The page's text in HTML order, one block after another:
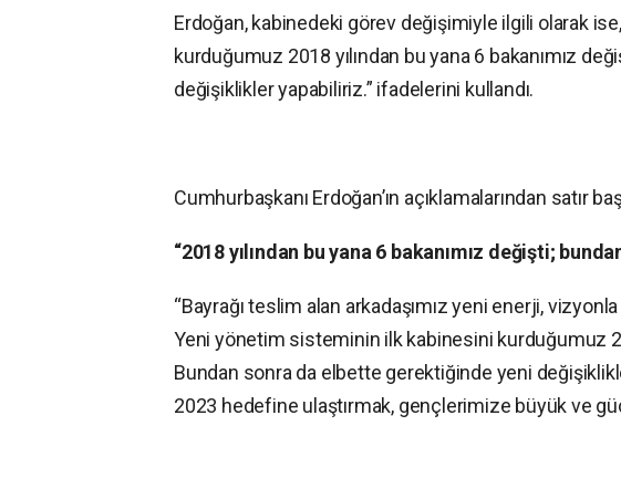
Erdoğan, kabinedeki görev değişimiyle ilgili olarak
kurduğumuz 2018 yılından bu yana 6 bakanımız
değişiklikler yapabiliriz.” ifadelerini kullandı.
Cumhurbaşkanı Erdoğan’ın açıklamalarından satır
“2018 yılından bu yana 6 bakanımız değişti;
“Bayrağı teslim alan arkadaşımız yeni enerji,
Yeni yönetim sisteminin ilk kabinesini kurduğumuz
Bundan sonra da elbette gerektiğinde yeni
2023 hedefine ulaştırmak, gençlerimize büyük ve